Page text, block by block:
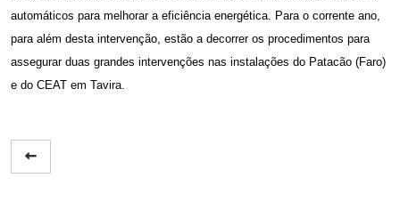
automáticos para melhorar a eficiência energética. Para o corrente ano,
para além desta intervenção, estão a decorrer os procedimentos para
assegurar duas grandes intervenções nas instalações do Patacão (Faro)
e do CEAT em Tavira.